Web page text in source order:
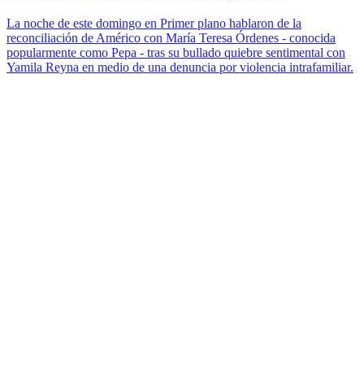
La noche de este domingo en Primer plano hablaron de la
reconciliación de Américo con María Teresa Órdenes - conocida
popularmente como Pepa - tras su bullado quiebre sentimental con
Yamila Reyna en medio de una denuncia por violencia intrafamiliar.